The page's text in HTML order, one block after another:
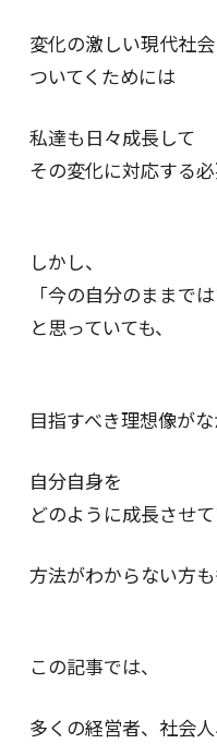
変化の激しい現代社
ついてくためには
私達も日々成長して
その変化に対応する必
しかし、
「今の自分のままで
と思っていても、
目指すべき理想像がな
自分自身を
どのように成長させ
方法がわからない方も
この記事では、
多くの経営者、社会人